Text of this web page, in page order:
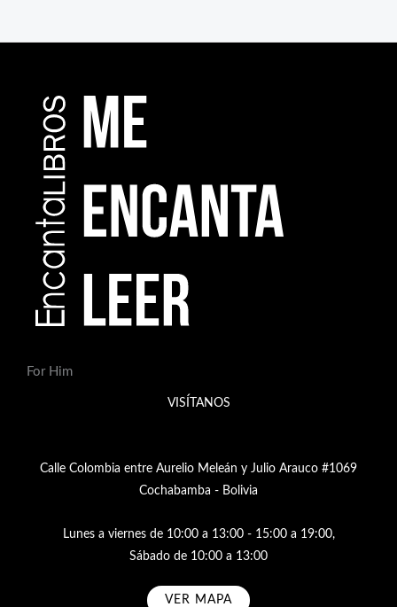
For Him
VISÍTANOS
Calle Colombia entre Aurelio Meleán y Julio Arauco #1069
Cochabamba - Bolivia
Lunes a viernes de 10:00 a 13:00 - 15:00 a 19:00,
Sábado de 10:00 a 13:00
VER MAPA